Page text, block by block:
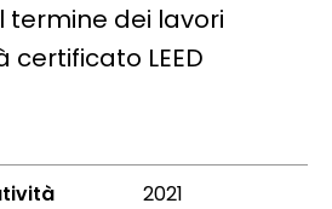
termine dei lavori
certificato LEED
2021